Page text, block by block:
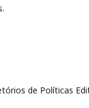
de Políticas